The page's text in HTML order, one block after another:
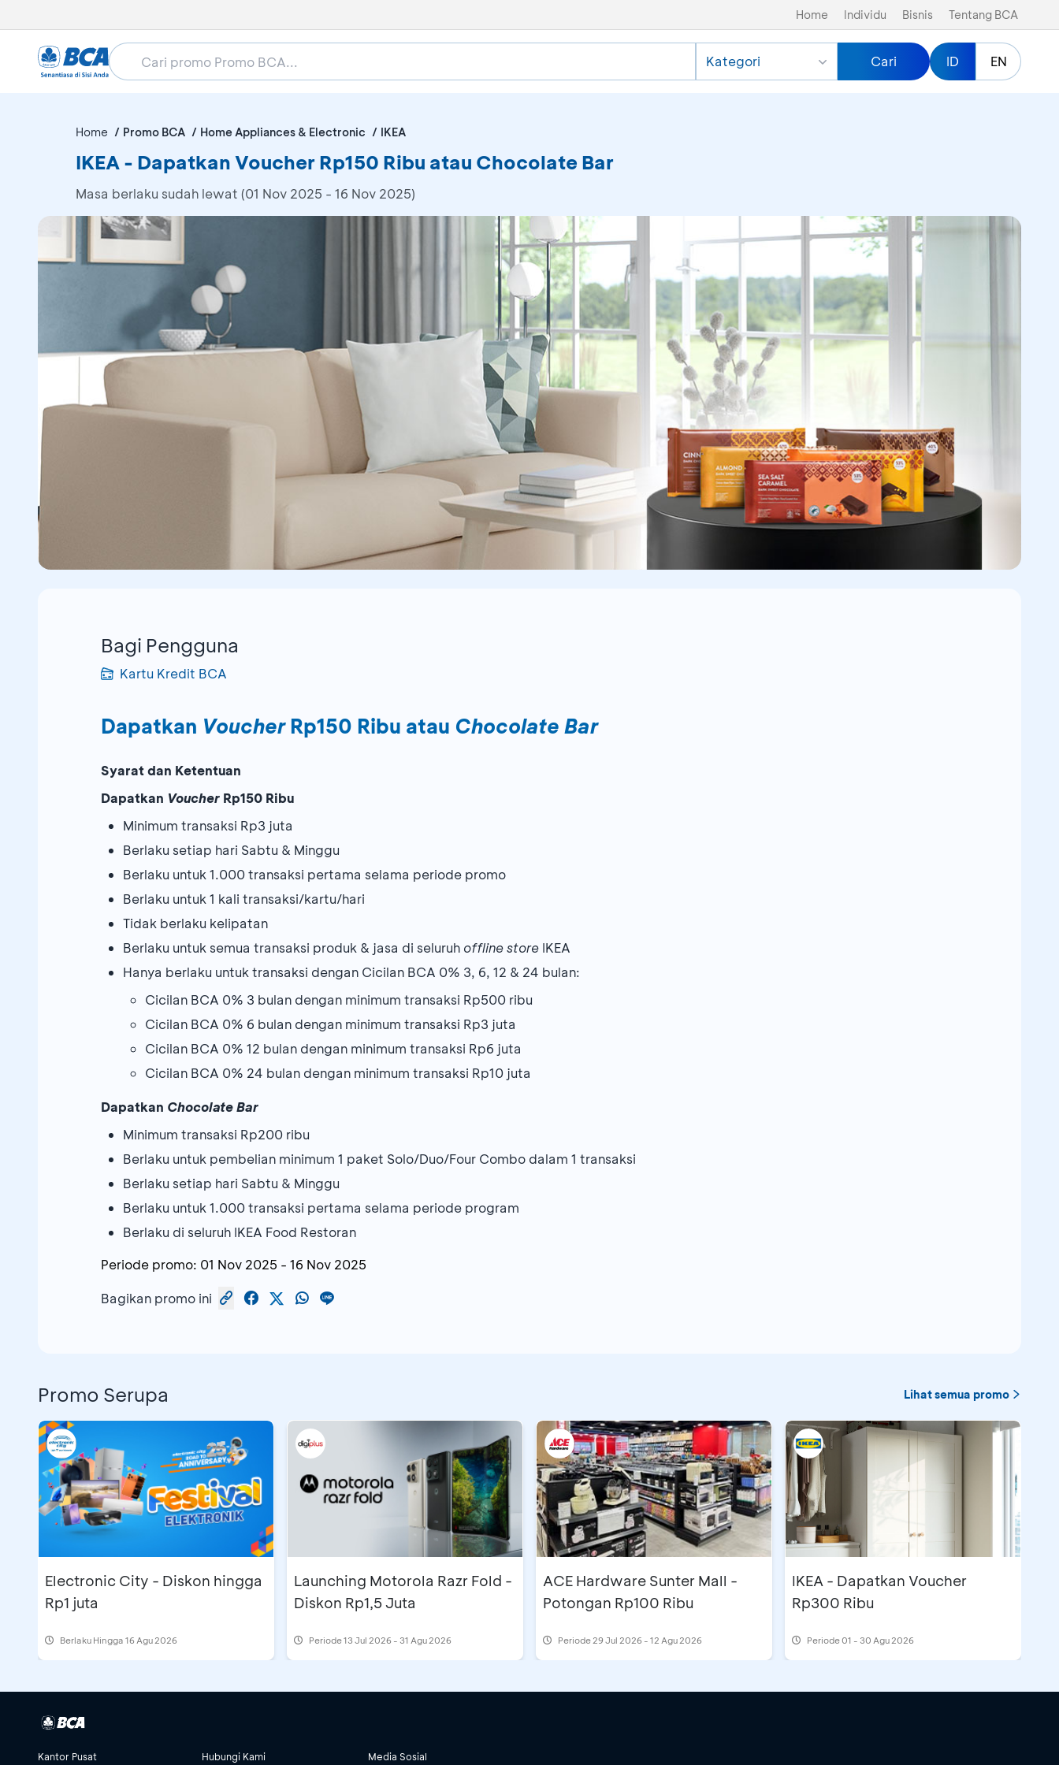
Home Individu Bisnis Tentang BCA
Kategori Cari ID EN
Home Promo BCA Home Appliances & Electronic IKEA
IKEA - Dapatkan Voucher Rp150 Ribu atau Chocolate Bar
Masa berlaku sudah lewat (01 Nov 2025 - 16 Nov 2025)
Bagi Pengguna
Kartu Kredit BCA
Dapatkan VoucherRp150 Ribu atau Chocolate Bar
Syarat dan Ketentuan
Dapatkan Voucher Rp150 Ribu
Minimum transaksi Rp3 juta
Berlaku setiap hari Sabtu & Minggu
Berlaku untuk 1.000 transaksi pertama selama periode promo
Berlaku untuk 1 kali transaksi/kartu/hari
Tidak berlaku kelipatan
Berlaku untuk semua transaksi produk & jasa di seluruh offline store IKEA
Hanya berlaku untuk transaksi dengan Cicilan BCA 0% 3, 6, 12 & 24 bulan:
Cicilan BCA 0% 3 bulan dengan minimum transaksi Rp500 ribu
Cicilan BCA 0% 6 bulan dengan minimum transaksi Rp3 juta
Cicilan BCA 0% 12 bulan dengan minimum transaksi Rp6 juta
Cicilan BCA 0% 24 bulan dengan minimum transaksi Rp10 juta
Dapatkan Chocolate Bar
Minimum transaksi Rp200 ribu
Berlaku untuk pembelian minimum 1 paket Solo/Duo/Four Combo dalam 1 transaksi
Berlaku setiap hari Sabtu & Minggu
Berlaku untuk 1.000 transaksi pertama selama periode program
Berlaku di seluruh IKEA Food Restoran
Periode promo: 01 Nov 2025 - 16 Nov 2025
Bagikan promo ini
Promo Serupa Lihat semua promo
Electronic City - Diskon hingga
Rp1 juta
Berlaku Hingga 16 Agu 2026
Launching Motorola Razr Fold -
Diskon Rp1,5 Juta
Periode13 Jul 2026 - 31 Agu 2026
ACE Hardware Sunter Mall -
Potongan Rp100 Ribu
Periode29 Jul 2026 - 12 Agu 2026
IKEA - Dapatkan Voucher
Rp300 Ribu
Periode01 - 30 Agu 2026
Kantor Pusat Hubungi Kami Media Sosial